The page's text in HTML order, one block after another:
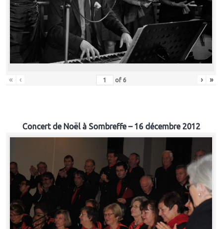
« ‹ of 6 › »
Concert de Noël à Sombreffe – 16 décembre 2012